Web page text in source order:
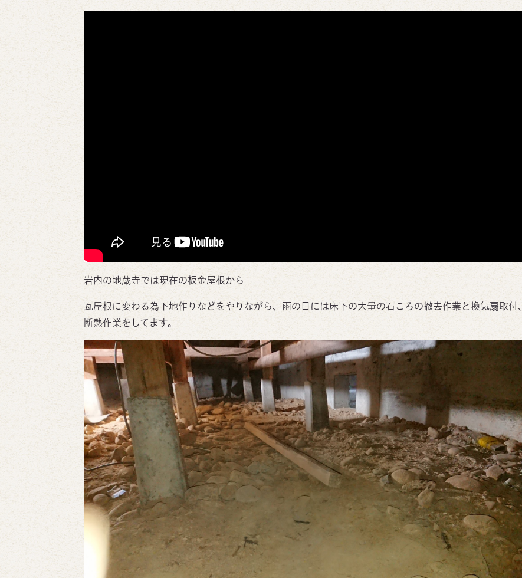
岩内の地蔵寺では現在の板金屋根から
瓦屋根に変わる為下地作りなどをやりながら、雨の日には床下の大量の石ころの撤去作業と換気扇取付、
断熱作業をしてます。